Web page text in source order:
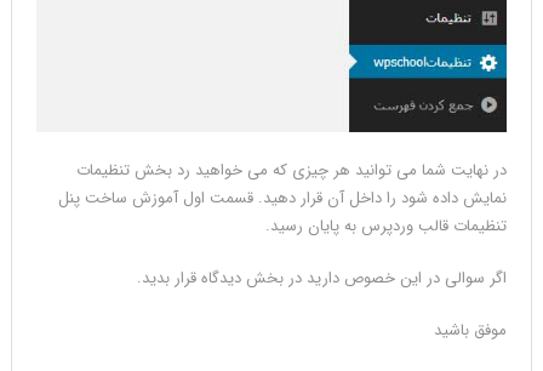
در نهایت شما می توانید هر چیزی که می خواهید رد بخش تنظیمات
نمایش داده شود را داخل آن قرار دهید. قسمت اول آموزش ساخت پنل
تنظیمات قالب وردپرس به پایان رسید.
اگر سوالی در این خصوص دارید در بخش دیدگاه قرار بدید.
موفق باشید